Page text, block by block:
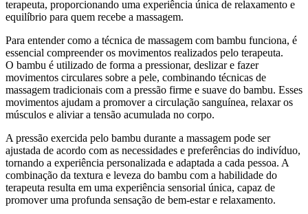
terapeuta, proporcionando uma experiência única de relaxamento e
equilíbrio para quem recebe a massagem.
Para entender como a técnica de massagem com bambu funciona, é
essencial compreender os movimentos realizados pelo terapeuta.
O bambu é utilizado de forma a pressionar, deslizar e fazer
movimentos circulares sobre a pele, combinando técnicas de
massagem tradicionais com a pressão firme e suave do bambu. Esses
movimentos ajudam a promover a circulação sanguínea, relaxar os
músculos e aliviar a tensão acumulada no corpo.
A pressão exercida pelo bambu durante a massagem pode ser
ajustada de acordo com as necessidades e preferências do indivíduo,
tornando a experiência personalizada e adaptada a cada pessoa. A
combinação da textura e leveza do bambu com a habilidade do
terapeuta resulta em uma experiência sensorial única, capaz de
promover uma profunda sensação de bem-estar e relaxamento.